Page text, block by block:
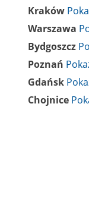
Kraków
Warszawa
Bydgoszcz
Poznań
Gdańsk
Chojnice